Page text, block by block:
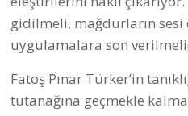
gidilmeli, mağdurların sesi
uygulamalara son
Fatoş Pınar Türker’in
tutanağına geçmekle